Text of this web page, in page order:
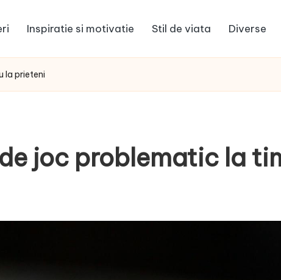
Inspiratie si motivatie Stil de viata Diverse
la prieteni
joc problematic la